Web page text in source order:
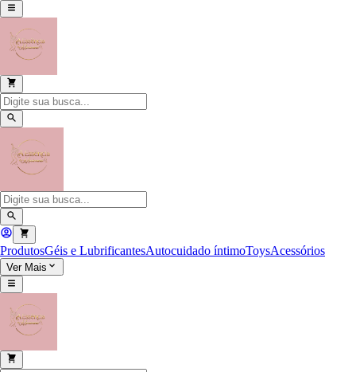
ProdutosGéis e LubrificantesAutocuidado íntimoToysAcessórios
Ver Mais